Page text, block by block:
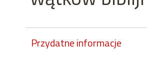
Przydatne informacje